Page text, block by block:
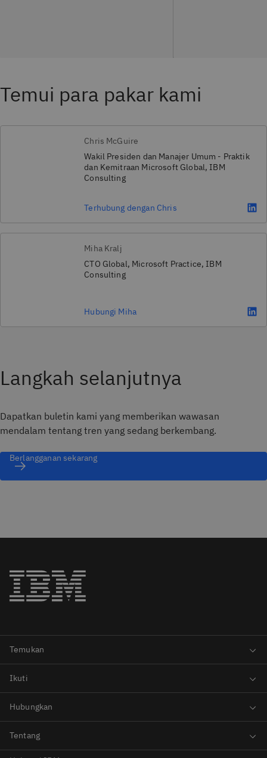
Temui para pakar kami
Chris McGuire
Wakil Presiden dan Manajer Umum - Praktik
dan Kemitraan Microsoft Global, IBM
Consulting
Terhubung dengan Chris
Miha Kralj
CTO Global, Microsoft Practice, IBM
Consulting
Hubungi Miha
Langkah selanjutnya
Dapatkan buletin kami yang memberikan wawasan
mendalam tentang tren yang sedang berkembang.
Berlangganan sekarang